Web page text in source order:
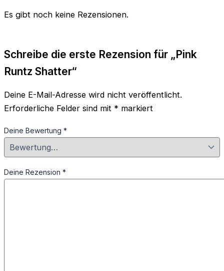
Es gibt noch keine Rezensionen.
Schreibe die erste Rezension für „Pink
Runtz Shatter“
Deine E-Mail-Adresse wird nicht veröffentlicht.
Erforderliche Felder sind mit * markiert
Deine Bewertung *
Deine Rezension *